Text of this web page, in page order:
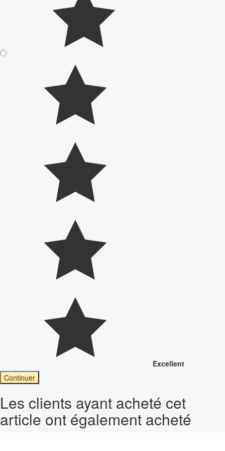
Excellent
Continuer
Les clients ayant acheté cet
article ont également acheté